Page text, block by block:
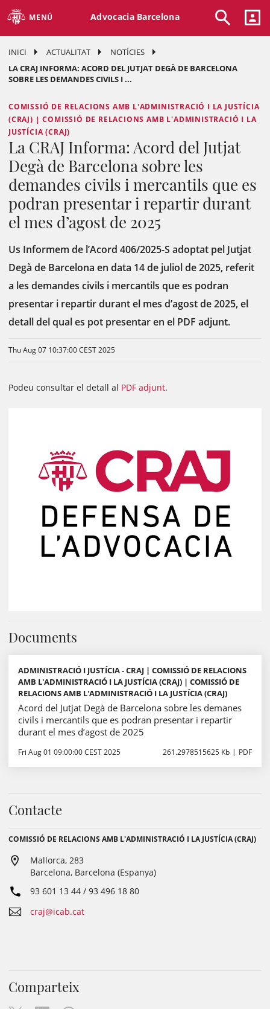
MENÚ Advocacia Barcelona
INICI ACTUALITAT
NOTÍCIES
LA CRAJ INFORMA: ACORD DEL JUTJAT DEGÀ DE BARCELONA
SOBRE LES DEMANDES CIVILS I ...
COMISSIÓ DE RELACIONS AMB L'ADMINISTRACIÓ I LA JUSTÍCIA
(CRAJ) | COMISSIÓ DE RELACIONS AMB L'ADMINISTRACIÓ I LA
JUSTÍCIA (CRAJ)
La CRAJ Informa: Acord del Jutjat
Degà de Barcelona sobre les
demandes civils i mercantils que es
podran presentar i repartir durant
el mes d’agost de 2025
Us Informem de l’Acord 406/2025-S adoptat pel Jutjat
Degà de Barcelona en data 14 de juliol de 2025, referit
a les demandes civils i mercantils que es podran
presentar i repartir durant el mes d’agost de 2025, el
detall del qual es pot presentar en el PDF adjunt.
Thu Aug 07 10:37:00 CEST 2025
Podeu consultar el detall al PDF adjunt.
Documents
ADMINISTRACIÓ I JUSTÍCIA - CRAJ | COMISSIÓ DE RELACIONS
AMB L'ADMINISTRACIÓ I LA JUSTÍCIA (CRAJ) | COMISSIÓ DE
RELACIONS AMB L'ADMINISTRACIÓ I LA JUSTÍCIA (CRAJ)
Acord del Jutjat Degà de Barcelona sobre les demanes
civils i mercantils que es podran presentar i repartir
durant el mes d’agost de 2025
Fri Aug 01 09:00:00 CEST 2025 261.2978515625 Kb PDF
Contacte
COMISSIÓ DE RELACIONS AMB L'ADMINISTRACIÓ I LA JUSTÍCIA (CRAJ)
Mallorca, 283
Barcelona, Barcelona (Espanya)
93 601 13 44 / 93 496 18 80
craj@icab.cat
Comparteix